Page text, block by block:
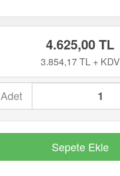
4.625,00 TL
3.854,17 TL + KDV
Adet